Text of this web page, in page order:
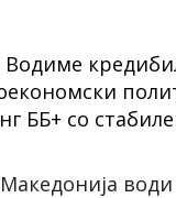
Македонија